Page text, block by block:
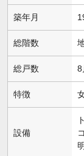
築年月
総階数
総戸数 8
特徴
設備